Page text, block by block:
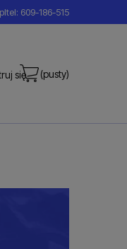
tel: 609-186-515
się (pusty)